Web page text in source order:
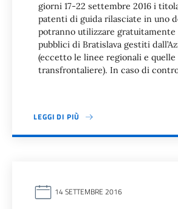
giorni 17-22 settembre 2016 i
patenti di guida rilasciate in uno
potranno utilizzare gratuitamente
pubblici di Bratislava gestiti
(eccetto le linee regionali e quelle
transfrontaliere). In caso di
LEGGI DI PIÙ
14 SETTEMBRE 2016